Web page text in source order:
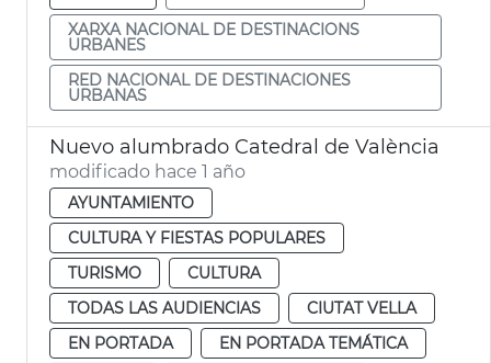
XARXA NACIONAL DE DESTINACIONS
URBANES
RED NACIONAL DE DESTINACIONES
URBANAS
Nuevo alumbrado Catedral de València
modificado hace 1 año
AYUNTAMIENTO
CULTURA Y FIESTAS POPULARES
TURISMO
CULTURA
TODAS LAS AUDIENCIAS
CIUTAT VELLA
EN PORTADA
EN PORTADA TEMÁTICA